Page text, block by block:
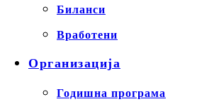
Биланси
Вработени
Организација
Годишна програма